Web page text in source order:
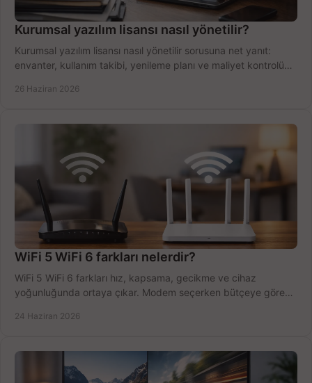
Kurumsal yazılım lisansı nasıl yönetilir?
Kurumsal yazılım lisansı nasıl yönetilir sorusuna net yanıt:
envanter, kullanım takibi, yenileme planı ve maliyet kontrolü
26 Haziran 2026
WiFi 5 WiFi 6 farkları nelerdir?
WiFi 5 WiFi 6 farkları hız, kapsama, gecikme ve cihaz
yoğunluğunda ortaya çıkar. Modem seçerken bütçeye göre
24 Haziran 2026